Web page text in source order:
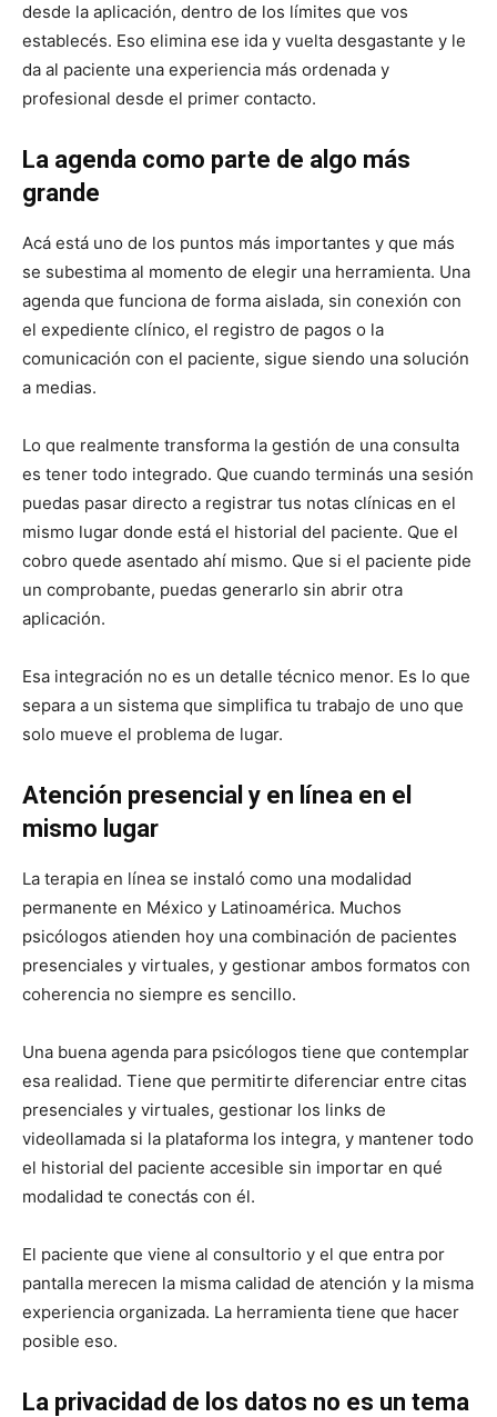
desde la aplicación, dentro de los límites que vos
establecés. Eso elimina ese ida y vuelta desgastante y le
da al paciente una experiencia más ordenada y
profesional desde el primer contacto.
La agenda como parte de algo más
grande
Acá está uno de los puntos más importantes y que más
se subestima al momento de elegir una herramienta. Una
agenda que funciona de forma aislada, sin conexión con
el expediente clínico, el registro de pagos o la
comunicación con el paciente, sigue siendo una solución
a medias.
Lo que realmente transforma la gestión de una consulta
es tener todo integrado. Que cuando terminás una sesión
puedas pasar directo a registrar tus notas clínicas en el
mismo lugar donde está el historial del paciente. Que el
cobro quede asentado ahí mismo. Que si el paciente pide
un comprobante, puedas generarlo sin abrir otra
aplicación.
Esa integración no es un detalle técnico menor. Es lo que
separa a un sistema que simplifica tu trabajo de uno que
solo mueve el problema de lugar.
Atención presencial y en línea en el
mismo lugar
La terapia en línea se instaló como una modalidad
permanente en México y Latinoamérica. Muchos
psicólogos atienden hoy una combinación de pacientes
presenciales y virtuales, y gestionar ambos formatos con
coherencia no siempre es sencillo.
Una buena agenda para psicólogos tiene que contemplar
esa realidad. Tiene que permitirte diferenciar entre citas
presenciales y virtuales, gestionar los links de
videollamada si la plataforma los integra, y mantener todo
el historial del paciente accesible sin importar en qué
modalidad te conectás con él.
El paciente que viene al consultorio y el que entra por
pantalla merecen la misma calidad de atención y la misma
experiencia organizada. La herramienta tiene que hacer
posible eso.
La privacidad de los datos no es un tema